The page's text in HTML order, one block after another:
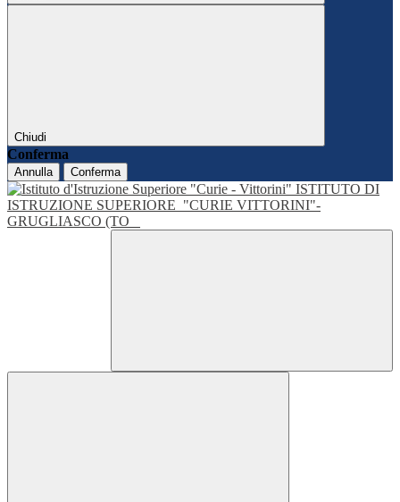
Chiudi
Conferma
Annulla Conferma
ISTITUTO DI
ISTRUZIONE SUPERIORE "CURIE VITTORINI"-
GRUGLIASCO (TO